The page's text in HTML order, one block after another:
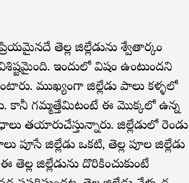
తెల్ల జిల్లేడును శ్వేతార్కం
ఇందులో విషం ఉంటుందని
ముఖ్యంగా జిల్లేడు పాలు కళ్ళలో
కానీ గమ్మత్తేమిటంటే ఈ మొక్కలో ఉన్న
తయారుచేస్తున్నారు. జిల్లేడులో రెండు
పూసే జిల్లేడు ఒకటి, తెల్ల పూల జిల్లేడు
జిల్లేడును దొరికించుకుంటే